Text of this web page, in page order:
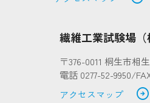
繊維工業試験場（
〒376-0011 桐生市相
電話 0277-52-9950/
アクセスマップ
arrow_circle_right